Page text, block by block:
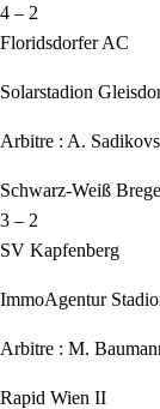
4 – 2
Floridsdorfer AC
Solarstadion
Arbitre : A.
Schwarz-Weiß
3 – 2
SV Kapfenberg
ImmoAgentur
Arbitre : M.
Rapid Wien II